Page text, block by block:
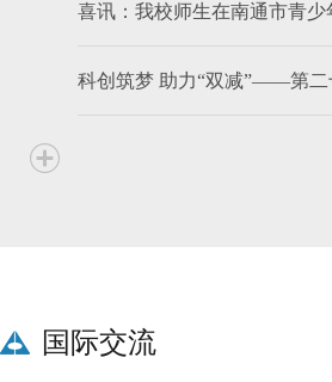
喜讯：我校师生在南通市青少
科创筑梦 助力“双减”——第二
国际交流